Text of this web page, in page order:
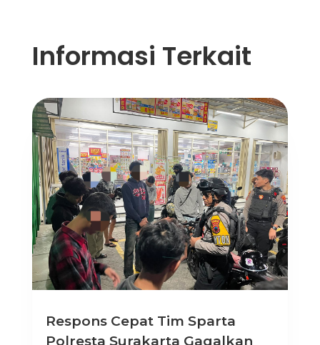
Informasi Terkait
Respons Cepat Tim Sparta
Polresta Surakarta Gagalkan